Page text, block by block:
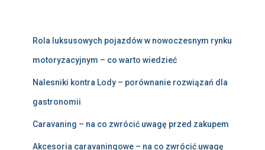
Rola luksusowych pojazdów w nowoczesnym rynku
motoryzacyjnym – co warto wiedzieć
Nalesniki kontra Lody – porównanie rozwiązań dla
gastronomii
Caravaning – na co zwrócić uwagę przed zakupem
Akcesoria caravaningowe – na co zwrócić uwagę